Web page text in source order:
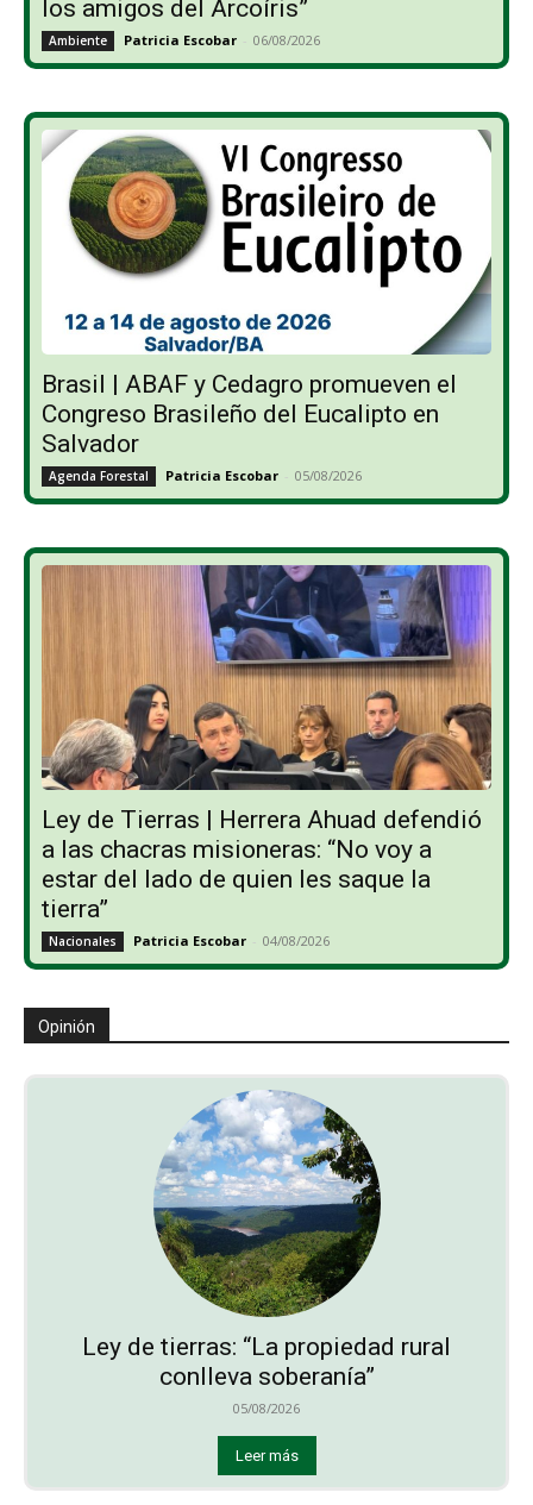
los amigos del Arcoíris”
Ambiente Patricia Escobar - 06/08/2026
Brasil | ABAF y Cedagro promueven el
Congreso Brasileño del Eucalipto en
Salvador
Agenda Forestal Patricia Escobar - 05/08/2026
Ley de Tierras | Herrera Ahuad defendió
a las chacras misioneras: “No voy a
estar del lado de quien les saque la
tierra”
Nacionales Patricia Escobar - 04/08/2026
Opinión
Ley de tierras: “La propiedad rural
conlleva soberanía”
05/08/2026
Leer más